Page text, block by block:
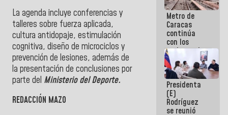
La agenda incluye conferencias y
talleres sobre fuerza aplicada,
cultura antidopaje, estimulación
cognitiva, diseño de microciclos y
prevención de lesiones, además de
la presentación de conclusiones por
parte del Ministerio del Deporte.
REDACCIÓN MAZO
Metro de
Caracas
continúa
con los
trabajos de
mantenimiento
e inspección
en la Línea 2
Presidenta
(E)
Rodríguez
se reunió